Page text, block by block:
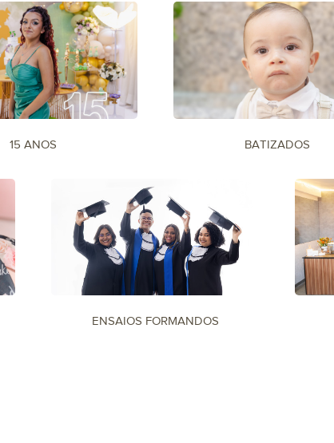
15 ANOS BATIZADOS
ENSAIOS FORMANDOS